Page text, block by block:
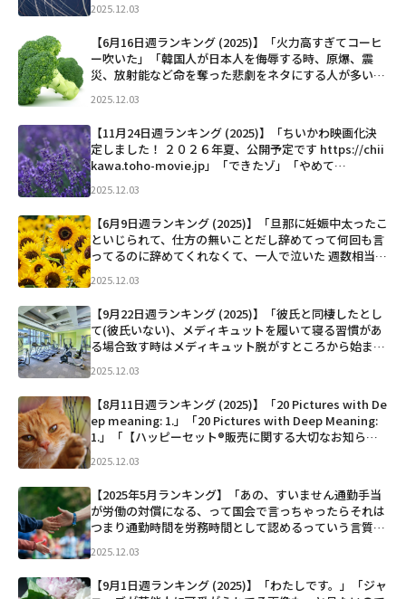
て、 ホロライブを卒業します。 ぜひ読んでいただ...」な
ど
2025.12.03
【6月16日週ランキング (2025)】「火力高すぎてコーヒ
ー吹いた」「韓国人が日本人を侮辱する時、原爆、震
災、放射能など命を奪った悲劇をネタにする人が多いけ
クリ文化みたいな文化的見下しが多くて災害や事故の死
者を笑う...」など
2025.12.03
【11月24日週ランキング (2025)】「ちいかわ映画化決
定しました！ ２０２６年夏、公開予定です https://chii
kawa.toho-movie.jp」「できたゾ」「やめて
たら、空いてる席が沢山あるのに「こ...」など
2025.12.03
【6月9日週ランキング (2025)】「旦那に妊娠中太ったこ
といじられて、仕方の無いことだし辞めてって何回も言
ってるのに辞めてくれなくて、一人で泣いた 週数相当の
くれたけど「パートナーが大きくなっていくのこんなき
つい...」など
2025.12.03
【9月22日週ランキング (2025)】「彼氏と同棲したとし
て(彼氏いない)、メディキュットを履いて寝る習慣があ
る場合致す時はメディキュット脱がすところから始まる
最近ずっと考えてる。彼氏はいないんだけど。」「SHI
S...」など
2025.12.03
【8月11日週ランキング (2025)】「20 Pictures with De
ep meaning: 1.」「20 Pictures with Deep Meaning:
1.」「【ハッピーセット®販売に関する大切なお知らせ
2025.12.03
【2025年5月ランキング】「あの、すいません通勤手当
が労働の対償になる、って国会で言っちゃったらそれは
つまり通勤時間を労務時間として認めるっていう言質み
シュしてこれ両乳丸出しにしたことある。ド田舎だから
ヤ...」など
2025.12.03
【9月1日週ランキング (2025)】「わたしです。」「ジャ